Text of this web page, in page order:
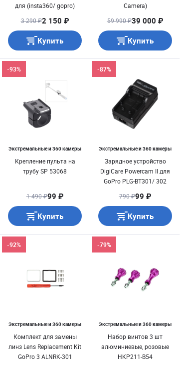
для (insta360/ gopro)
3 290 ₽2 150 ₽
Купить
Camera)
59 990 ₽39 000 ₽
Купить
Экстремальные и 360 камеры
Крепление пульта на
трубу SP 53068
-93%
1 490 ₽99 ₽
Купить
Экстремальные и 360 камеры
Зарядное устройство
DigiCare Powercam II для
GoPro PLG-BT301/ 302
-87%
790 ₽99 ₽
Купить
Экстремальные и 360 камеры
Комплект для замены
линз Lens Replacement Kit
GoPro 3 ALNRK-301
-92%
Экстремальные и 360 камеры
Набор винтов 3 шт
алюминиевые, розовые
HKP211-B54
-79%